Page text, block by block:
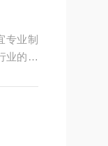
专业制
业的，